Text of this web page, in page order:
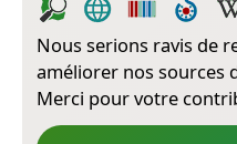
Nous serions ravis de
améliorer nos sources
Merci pour votre